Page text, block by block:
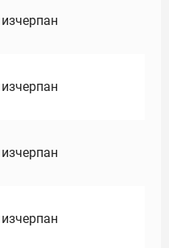
изчерпан
изчерпан
изчерпан
изчерпан